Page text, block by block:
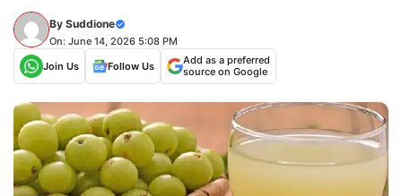
By Suddione
On: June 14, 2026 5:08 PM
Join Us
Follow Us
Add as a preferred
source on Google